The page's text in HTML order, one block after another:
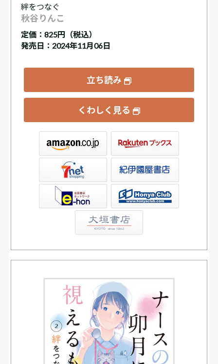
絆をつなぐ
秋谷りんこ
定価： 825円（税込）
発売日：2024年11月06日
立ち読み
くわしく見る
書店ウェブストア